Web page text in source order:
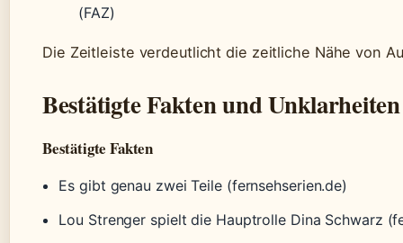
(FAZ)
Die Zeitleiste verdeutlicht die zeitliche Nähe von
Bestätigte Fakten und Unklarheiten
Bestätigte Fakten
Es gibt genau zwei Teile (fernsehserien.de)
Lou Strenger spielt die Hauptrolle Dina Schwarz